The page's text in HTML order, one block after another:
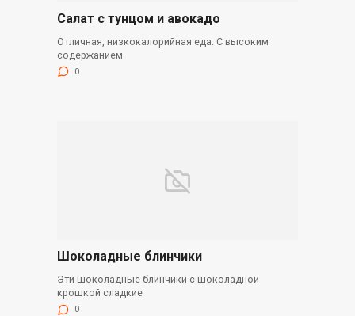
Салат с тунцом и авокадо
Отличная, низкокалорийная еда. С высоким
содержанием
0
Шоколадные блинчики
Эти шоколадные блинчики с шоколадной
крошкой сладкие
0